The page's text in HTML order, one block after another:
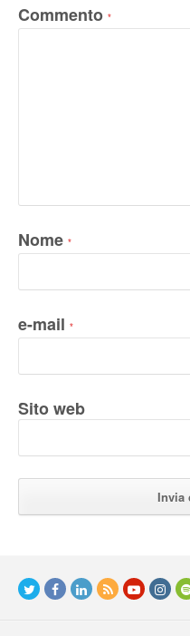
Commento *
Nome *
e-mail *
Sito web